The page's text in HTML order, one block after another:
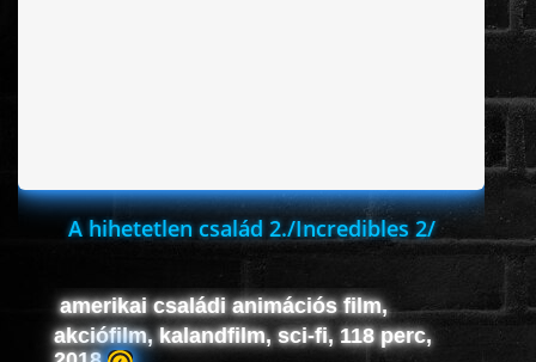
A hihetetlen család 2./Incredibles 2/
amerikai családi animációs film,
akciófilm, kalandfilm, sci-fi, 118 perc,